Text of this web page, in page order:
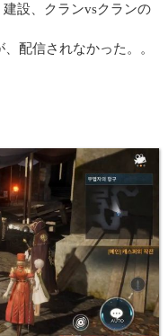
設、クランvsクランの
配信されなかった。。